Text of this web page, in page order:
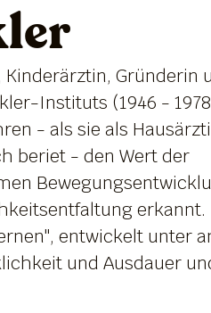
Gründerin
Instituts (1946 -
- als sie als
beriet - den Wert der
erkannt.
entwickelt unter
und Ausdauer